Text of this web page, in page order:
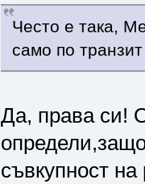
Често е така,
само по
Да, права си!
съвкупност